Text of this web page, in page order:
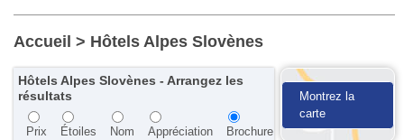
Accueil > Hôtels Alpes Slovènes
Hôtels Alpes Slovènes - Arrangez les
résultats
Prix Étoiles Nom Appréciation Brochure
Montrez la
carte